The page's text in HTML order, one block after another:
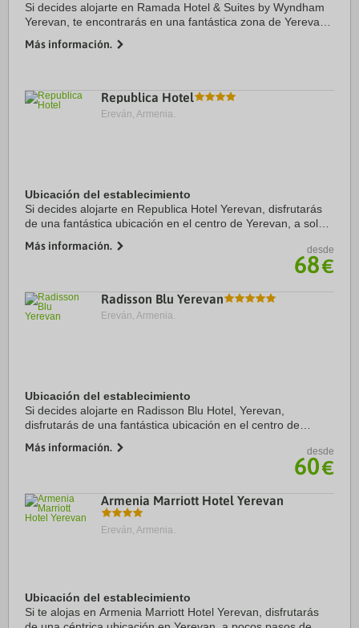
Si decides alojarte en Ramada Hotel & Suites by Wyndham
Yerevan, te encontrarás en una fantástica zona de Yerevan
de la República y Fuente ...
Más información.
Republica Hotel
Ereván, Armenia.
Ubicación del establecimiento
Si decides alojarte en Republica Hotel Yerevan, disfrutarás
de una fantástica ubicación en el centro de Yerevan, a solo 4
Cantante. Además, este hotel se ...
Más información. desde
68€
Radisson Blu Yerevan
Ereván, Armenia.
Ubicación del establecimiento
Si decides alojarte en Radisson Blu Hotel, Yerevan,
disfrutarás de una fantástica ubicación en el centro de
República y Parque de la Victoria. ...
Más información. desde
60€
Armenia Marriott Hotel Yerevan
Ereván, Armenia.
Ubicación del establecimiento
Si te alojas en Armenia Marriott Hotel Yerevan, disfrutarás